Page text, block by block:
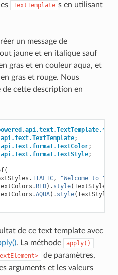
TextTemplate s en utilisant
un message de
jaune et en italique sauf
gras et en couleur aqua, et
gras et rouge. Nous
cette description en
;
;
;
(
. ITALIC, "Welcome to "
. RED). style(TextStyles
.AQUA). style(TextStyles
de ce text template avec
. La méthode apply()
de paramètres,
arguments et les valeurs